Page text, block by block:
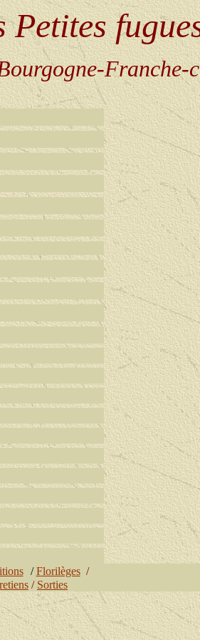
Petites
Franche-
/Florilèges/
/ Sorties